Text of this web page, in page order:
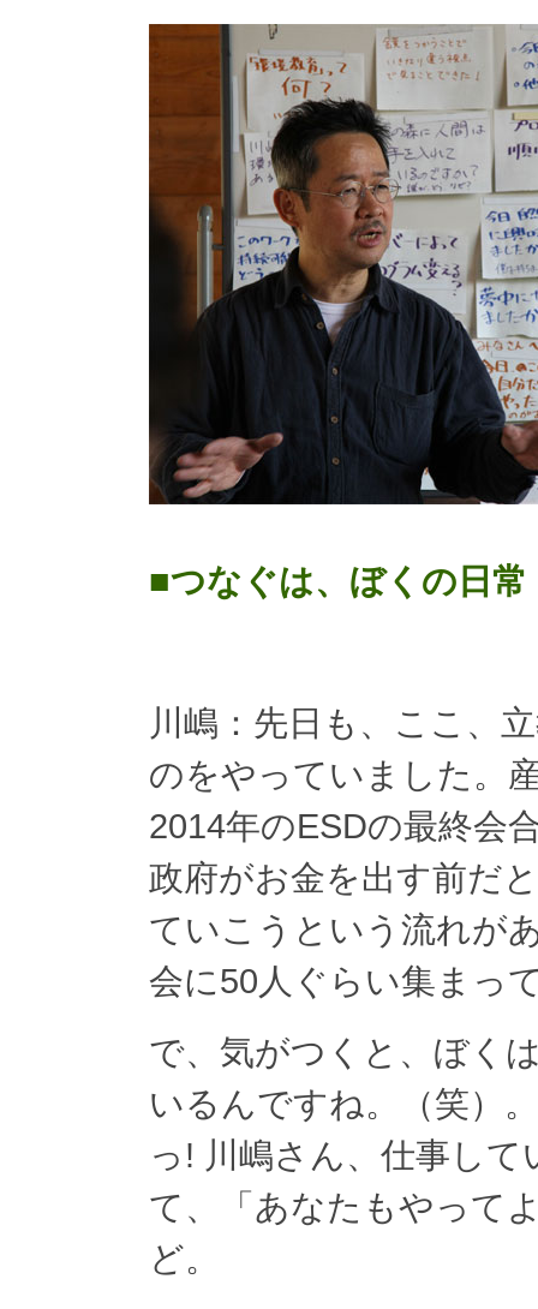
■つなぐは、ぼくの日常
川嶋：先日も、ここ、
のをやっていました。
2014年のESDの最終会
政府がお金を出す前だ
ていこうという流れが
会に50人ぐらい集まっ
で、気がつくと、ぼく
いるんですね。（笑）
っ! 川嶋さん、仕事し
て、「あなたもやって
ど。